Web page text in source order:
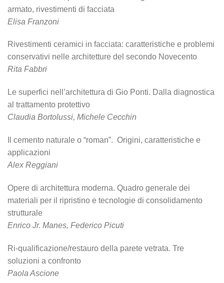
armato, rivestimenti di facciata
Elisa Franzoni
Rivestimenti ceramici in facciata: caratteristiche e problemi
conservativi nelle architetture del secondo Novecento
Rita Fabbri
Le superfici nell’architettura di Gio Ponti. Dalla diagnostica
al trattamento protettivo
Claudia Bortolussi, Michele Cecchin
Il cemento naturale o “roman”. Origini, caratteristiche e
applicazioni
Alex Reggiani
Opere di architettura moderna. Quadro generale dei
materiali per il ripristino e tecnologie di consolidamento
strutturale
Enrico Jr. Manes, Federico Picuti
Ri-qualificazione/restauro della parete vetrata. Tre
soluzioni a confronto
Paola Ascione